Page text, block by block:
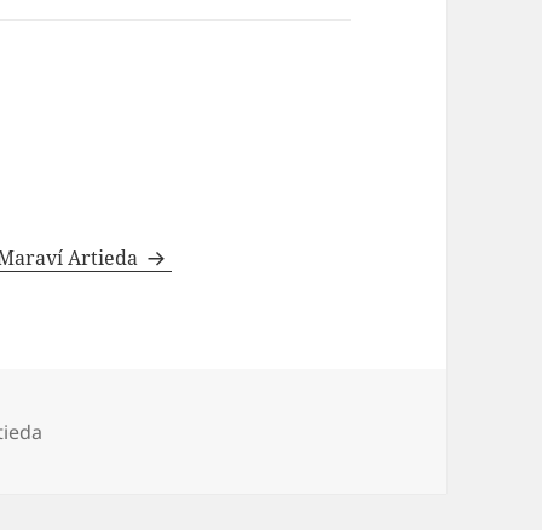
Artieda